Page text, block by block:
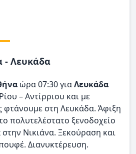
- Λευκάδα
ώρα 07:30 γιαΛευκάδα
– Αντίρριου και με
φτάνουμε στη Λευκάδα. Άφιξη
πολυτελέστατο ξενοδοχείο
στην Νικιάνα. Ξεκούραση και
Διανυκτέρευση.